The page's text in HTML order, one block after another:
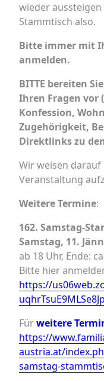
wieder
Stammtisch also.
Bitte immer mit
anmelden.
BITTE bereiten
Ihren Fragen vor
Konfession,
Zugehörigkeit,
Direktlinks zu
Wir weisen darauf
Veranstaltung
Weitere Termine:
162. Samstag-
Samstag, 11.
ab 18 Uhr, Ende:
Bitte hier
https://
Fürweitere
https://
austria.at/
samstag-